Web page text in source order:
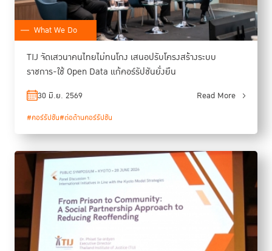
What We Do
TIJ จัดเสวนาคนไทยไม่ทนโกง เสนอปรับโครงสร้างระบบ
ราชการ-ใช้ Open Data แก้คอร์รัปชันยั่งยืน
30 มิ.ย. 2569 Read More
#คอร์รัปชัน#ต่อต้านคอร์รัปชัน